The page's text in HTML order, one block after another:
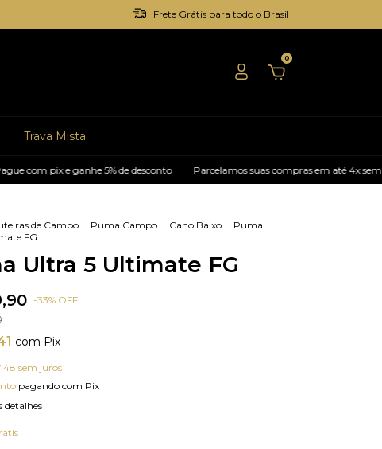
Frete Grátis para todo o Brasil
0
Trava Mista
pix e ganhe 5% de desconto Parcelamos suas compras em até 4x sem juros
de Campo Puma Campo Cano Baixo
Puma
FG
Ultra 5 Ultimate FG
-33% OFF
com Pix
sem juros
pagando com Pix
detalhes